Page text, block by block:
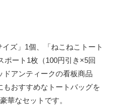
イズ」1個、「ねこねこトート
ポート1枚（100円引き×5回
アンティークの看板商品
おすすめなトートバッグを
華なセットです。